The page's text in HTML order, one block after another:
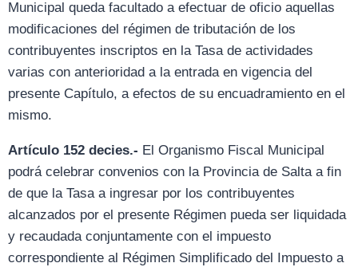
Municipal queda facultado a efectuar de oficio aquellas
modificaciones del régimen de tributación de los
contribuyentes inscriptos en la Tasa de actividades
varias con anterioridad a la entrada en vigencia del
presente Capítulo, a efectos de su encuadramiento en el
mismo.
Artículo 152 decies.- El Organismo Fiscal Municipal
podrá celebrar convenios con la Provincia de Salta a fin
de que la Tasa a ingresar por los contribuyentes
alcanzados por el presente Régimen pueda ser liquidada
y recaudada conjuntamente con el impuesto
correspondiente al Régimen Simplificado del Impuesto a